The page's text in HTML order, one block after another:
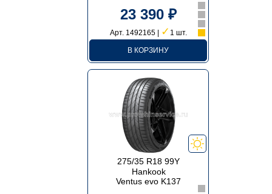
23 390 ₽
Арт. 1492165 | ✓ 1 шт.
В КОРЗИНУ
275/35 R18 99Y
Hankook
Ventus evo K137